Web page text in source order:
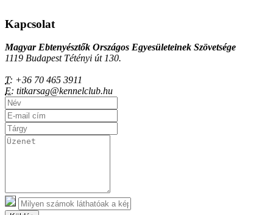
Kapcsolat
Magyar Ebtenyésztők Országos Egyesületeinek Szövetsége
1119 Budapest Tétényi út 130.
T: +36 70 465 3911
E: titkarsag@kennelclub.hu